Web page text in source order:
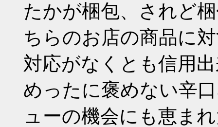
たかが梱包、されど
ちらのお店の商品に
対応がなくとも信用
めったに褒めない辛
ューの機会にも恵ま